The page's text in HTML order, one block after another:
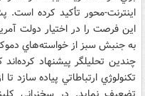
اينترنت-محور تأکيد کرده است.
اين فرصت را در اختيار دولت
به جنبش سبز از خواسته‌‌هاي
چندين تحليلگر پيشنهاد کرده‌اند
تکنولوژي ارتباطاتي پياده سازد